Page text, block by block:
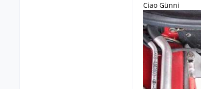
Ciao Günni